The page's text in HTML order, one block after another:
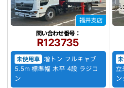
福井支店
問い合わせ番号：
R123735
未使用車 増トン フルキャブ
5.5m 標準幅 木平 4段 ラジコ
ン
立
ン